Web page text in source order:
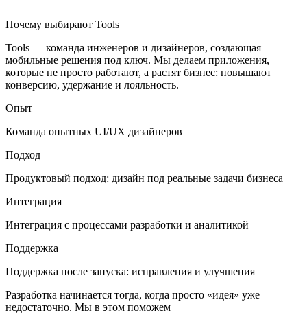
Почему выбирают Tools
Tools — команда инженеров и дизайнеров, создающая
мобильные решения под ключ. Мы делаем приложения,
которые не просто работают, а растят бизнес: повышают
конверсию, удержание и лояльность.
Опыт
Команда опытных UI/UX дизайнеров
Подход
Продуктовый подход: дизайн под реальные задачи бизнеса
Интеграция
Интеграция с процессами разработки и аналитикой
Поддержка
Поддержка после запуска: исправления и улучшения
Разработка начинается тогда, когда просто «идея» уже
недостаточно. Мы в этом поможем